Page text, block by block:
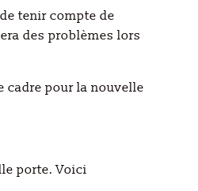
tenir compte de
des problèmes lors
cadre pour la nouvelle
porte. Voici